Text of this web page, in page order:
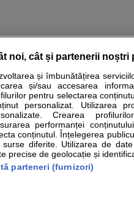
Boli si afectiuni
pe sfatulmedicului.ro au scop
informatia primita pe
ANPC
Parteneri
noi, cât și partenerii noștri
și îmbunătățirea
și/sau accesarea
pentru selectarea
personalizat. Utilizarea
Crearea
performanței
conținutul. Înțelegerea
surse diferite. Utilizarea de
precise de geolocație și
parteneri (furnizori)